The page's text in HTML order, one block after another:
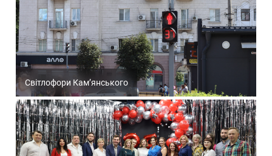
Світлофори Кам’янського